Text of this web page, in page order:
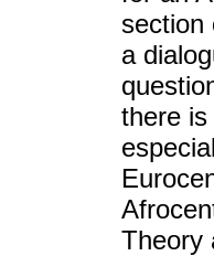
section
a
there
Theory